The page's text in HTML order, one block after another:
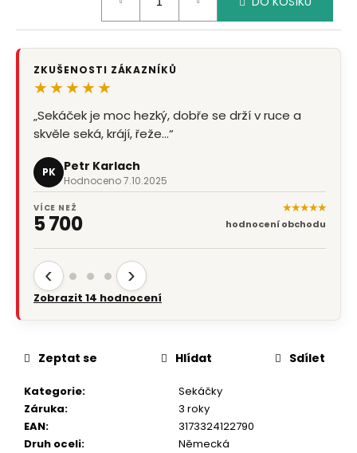
ZKUŠENOSTI ZÁKAZNÍKŮ
★★★★★
„Sekáček je moc hezký, dobře se drží v ruce a
skvěle seká, krájí, řeže...“
PK Petr Karlach
Hodnoceno 7.10.2025
VÍCE NEŽ
5 700
★★★★★
hodnocení obchodu
‹ ›
Zobrazit 14 hodnocení
Kategorie:
Sekáčky
Záruka:
3 roky
EAN:
3173324122790
Druh oceli:
Německá
Zeptat se Hlídat Sdílet